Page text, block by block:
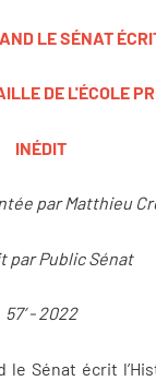
LE SÉNAT
DE L'ÉCOLE
INÉDIT
par Matthieu
par Public Sénat
57’ - 2022
le Sénat écrit